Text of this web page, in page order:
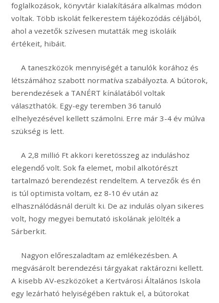
foglalkozások, könyvtár kialakítására alkalmas módon
voltak. Több iskolát felkerestem tájékozódás céljából,
ahol a vezetők szívesen mutatták meg iskoláik
értékeit, hibáit.
A taneszközök mennyiségét a tanulók korához és
létszámához szabott normatíva szabályozta. A bútorok,
berendezések a TANÉRT kínálatából voltak
választhatók. Egy-egy teremben 36 tanuló
elhelyezésével kellett számolni. Erre már 3-4 év múlva
szükség is lett.
A 2,8 millió Ft akkori keretösszeg az induláshoz
elegendő volt. Sok fa elemet, mobil alkotórészt
tartalmazó berendezést rendeltem. A tervezők és én
is túl optimista voltam, ez 8-10 év után az
elhasználódásnál derült ki. De az indulás olyan sikeres
volt, hogy megyei bemutató iskolának jelölték a
Sárberkit.
Nagyon előreszaladtam az emlékezésben. A
megvásárolt berendezési tárgyakat raktározni kellett.
A kisebb AV-eszközöket a Kertvárosi Általános Iskola
egy lezárható helyiségében raktuk el, a bútorokat